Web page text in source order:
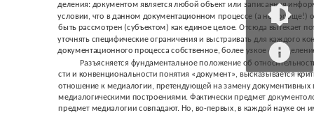
деления: документом является любой объект или записанная
условии, что в данном документационном процессе (а не вообще!)
быть рассмотрен (субъектом) как единое целое. Отсюда вытекает
уточнять специфические ограничения и выстраивать для каждого
документационного процесса собственное, более узкое
Разъясняется фундаментальное положение об
сти и конвенциональности понятия «документ», высказывается
отношение к медиалогии, претендующей на замену документивных
медиалогическими построениями. Фактически предмет
предмет медиалогии совпадают. Но, во-первых, в каждой науке он